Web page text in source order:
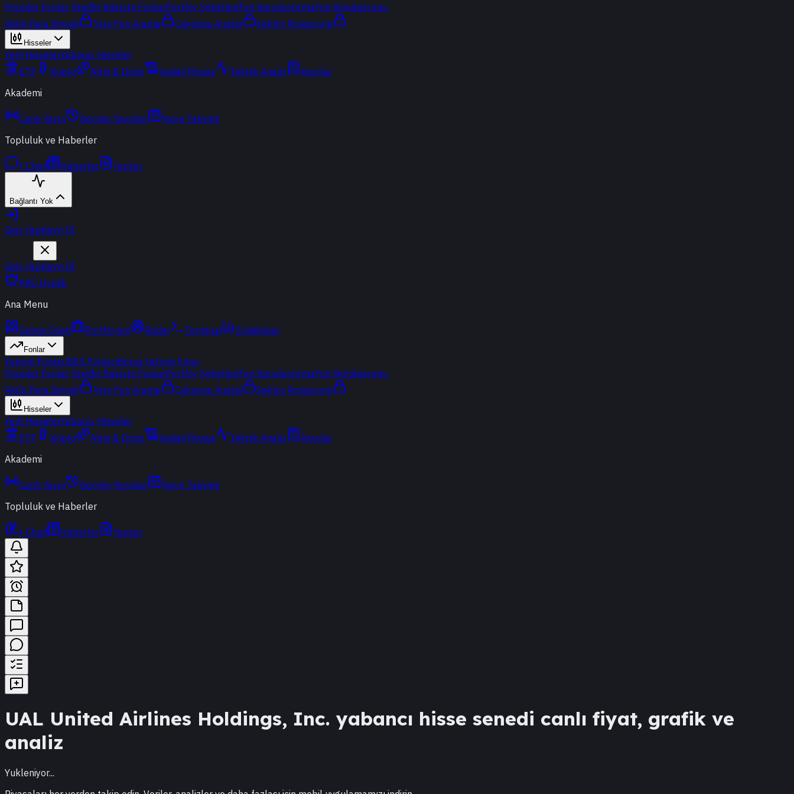
Popüler Fonlar YeniBir Bakışta FonlarPortföy ŞirketleriFon KarşılaştırmaFon Simülasyonu
Akıllı Para Sinyali
Ters Fon Arama Çakışma Analizi Sektör Rotasyonu
Hisseler
Yerli HisselerYabancı Hisseler
ETF
Kripto Altın & Döviz Vadeli Piyasa Teknik Analiz
Araçlar
Akademi
Canlı Yayın Geçmiş Yayınlar
Yayın Takvimi
Topluluk ve Haberler
t-Chat Haberler Yazılar
Bağlantı Yok
Giriş YapKayıt Ol
Giriş YapKayıt Ol
PRO Üyelik
Ana Menu
Günün Özeti Portföyüm Radar Terminal Endeksler
Fonlar
Yatırım FonlarıBES FonlarıBorsa Yatırım Fonu
Popüler Fonlar YeniBir Bakışta FonlarPortföy ŞirketleriFon KarşılaştırmaFon Simülasyonu
Akıllı Para Sinyali
Ters Fon Arama Çakışma Analizi Sektör Rotasyonu
Hisseler
Yerli HisselerYabancı Hisseler
ETF
Kripto Altın & Döviz Vadeli Piyasa Teknik Analiz
Araçlar
Akademi
Canlı Yayın Geçmiş Yayınlar
Yayın Takvimi
Topluluk ve Haberler
t-Chat Haberler Yazılar
UAL United Airlines Holdings, Inc. yabancı hisse senedi canlı fiyat, grafik ve
analiz
Yukleniyor...